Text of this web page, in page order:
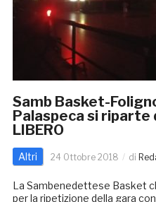
Samb Basket-
Palaspeca si riparte
LIBERO
Altri 24 Ottobre 2018 di
La Sambenedettese Basket
per la ripetizione della gara